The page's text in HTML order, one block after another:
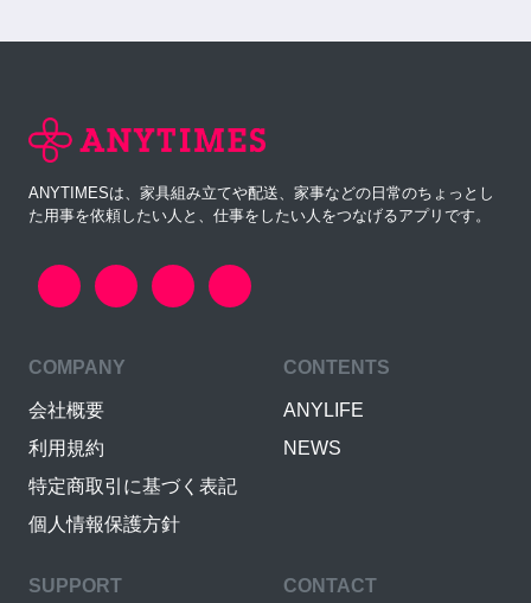
ANYTIMESは、家具組み立てや配送、家事などの日常のちょっとし
た用事を依頼したい人と、仕事をしたい人をつなげるアプリです。
COMPANY
会社概要
利用規約
特定商取引に基づく表記
個人情報保護方針
CONTENTS
ANYLIFE
NEWS
SUPPORT CONTACT